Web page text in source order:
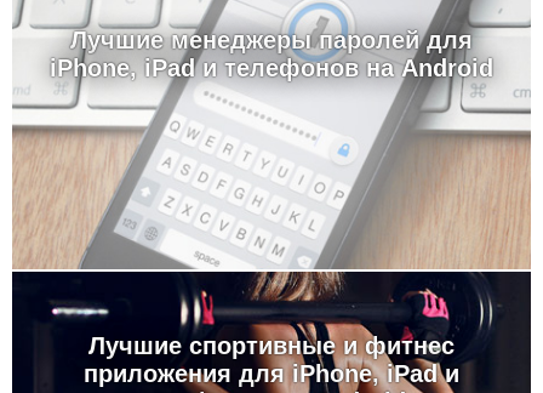
Лучшие менеджеры паролей для
iPhone, iPad и телефонов на Android
Лучшие спортивные и фитнес
приложения для iPhone, iPad и